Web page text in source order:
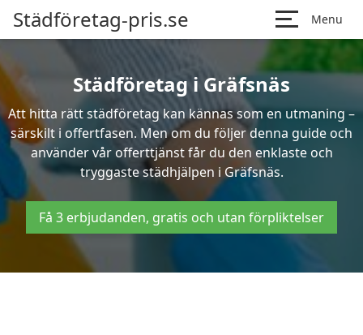
Städföretag-pris.se Menu
Städföretag i Gräfsnäs
Att hitta rätt städföretag kan kännas som en utmaning –
särskilt i offertfasen. Men om du följer denna guide och
använder vår offerttjänst får du den enklaste och
tryggaste städhjälpen i Gräfsnäs.
Få 3 erbjudanden, gratis och utan förpliktelser